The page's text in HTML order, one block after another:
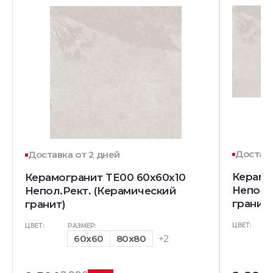
Доставка от 2 дней
Керамогранит TE00 60x60x10
Непол.Рект. (Керамический
гранит)
ЦВЕТ: РАЗМЕР:
60x60 80x80 +2
гранит)
ЦВЕТ: